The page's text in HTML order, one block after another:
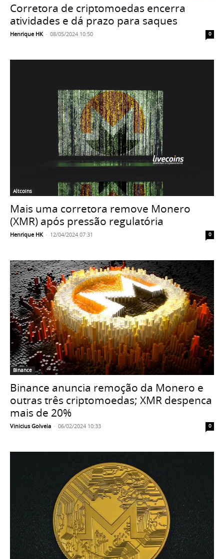
Corretora de criptomoedas encerra
atividades e dá prazo para saques
Henrique HK - 08/05/2024 10:50 0
Altcoins
Mais uma corretora remove Monero
(XMR) após pressão regulatória
Henrique HK - 12/04/2024 07:31 0
Binance
Binance anuncia remoção da Monero e
outras três criptomoedas; XMR despenca
mais de 20%
Vinicius Golveia - 06/02/2024 10:33 0